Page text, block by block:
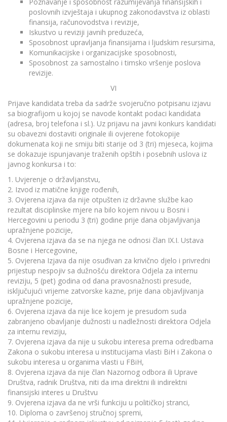
poslovnih izvještaja i ukupnog zakonodavstva iz oblasti
finansija, računovodstva i revizije,
Iskustvo u reviziji javnih preduzeća,
Sposobnost upravljanja finansijama i ljudskim resursima,
Komunikacijske i organizacijske sposobnosti,
Sposobnost za samostalno i timsko vršenje poslova
revizije.
VI
Prijave kandidata treba da sadrže svojeručno potpisanu izjavu
sa biografijom u kojoj se navode kontakt podaci kandidata
(adresa, broj telefona i sl.). Uz prijavu na javni konkurs kandidati
su obavezni dostaviti originale ili ovjerene fotokopije
dokumenata koji ne smiju biti starije od 3 (tri) mjeseca, kojima
se dokazuje ispunjavanje traženih opštih i posebnih uslova iz
javnog konkursa i to:
1. Uvjerenje o državljanstvu,
2. Izvod iz matične knjige rođenih,
3. Ovjerena izjava da nije otpušten iz državne službe kao
rezultat disciplinske mjere na bilo kojem nivou u Bosni i
Hercegovini u periodu 3 (tri) godine prije dana objavljivanja
upražnjene pozicije,
4. Ovjerena izjava da se na njega ne odnosi član IX.I. Ustava
Bosne i Hercegovine,
5. Ovjerena Izjava da nije osuđivan za krivično djelo i privredni
prijestup nespojiv sa dužnošću direktora Odjela za internu
reviziju, 5 (pet) godina od dana pravosnažnosti presude,
isključujući vrijeme zatvorske kazne, prije dana objavljivanja
upražnjene pozicije,
6. Ovjerena izjava da nije lice kojem je presudom suda
zabranjeno obavljanje dužnosti u nadležnosti direktora Odjela
za internu reviziju,
7. Ovjerena izjava da nije u sukobu interesa prema odredbama
Zakona o sukobu interesa u institucijama vlasti BiH i Zakona o
sukobu interesa u organima vlasti u FBiH,
8. Ovjerena izjava da nije član Nazornog odbora ili Uprave
Društva, radnik Društva, niti da ima direktni ili indirektni
finansijski interes u Društvu
9. Ovjerena izjava da ne vrši funkciju u političkoj stranci,
10. Diploma o završenoj stručnoj spremi,